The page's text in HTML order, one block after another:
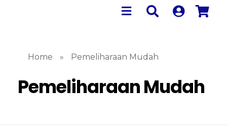
Home » Pemeliharaan Mudah
Pemeliharaan Mudah